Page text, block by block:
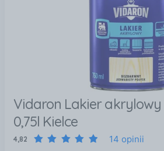
Vidaron Lakier
0,75l Kielce
4,82 14 opinii